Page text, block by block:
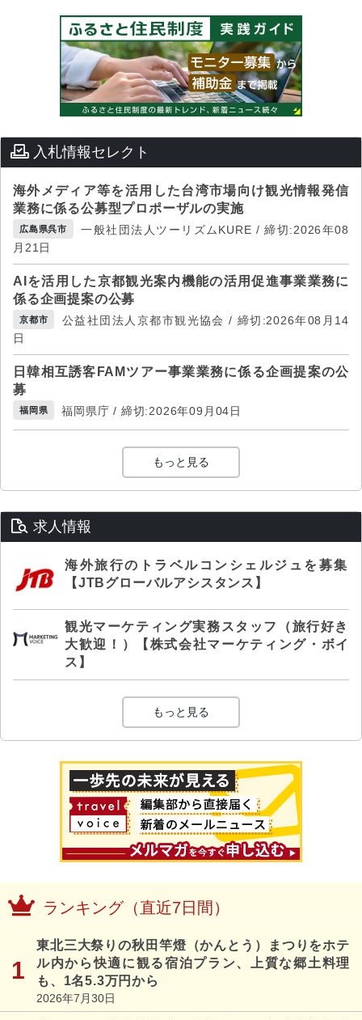
入札情報セレクト
海外メディア等を活用した台湾市場向け観光情報発信
業務に係る公募型プロポーザルの実施
広島県呉市
一般社団法人ツーリズムKURE / 締切:2026年08
月21日
AIを活用した京都観光案内機能の活用促進事業業務に
係る企画提案の公募
京都市
公益社団法人京都市観光協会 / 締切:2026年08月14
日
日韓相互誘客FAMツアー事業業務に係る企画提案の公
募
福岡県 福岡県庁 / 締切:2026年09月04日
もっと見る
求人情報
海外旅行のトラベルコンシェルジュを募集
【JTBグローバルアシスタンス】
観光マーケティング実務スタッフ（旅行好き
大歓迎！）【株式会社マーケティング・ボイ
ス】
もっと見る
ランキング（直近7日間）
東北三大祭りの秋田竿燈（かんとう）まつりをホテ
ル内から快適に観る宿泊プラン、上質な郷土料理
も、1名5.3万円から
2026年7月30日